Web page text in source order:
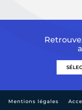
Mentions légales